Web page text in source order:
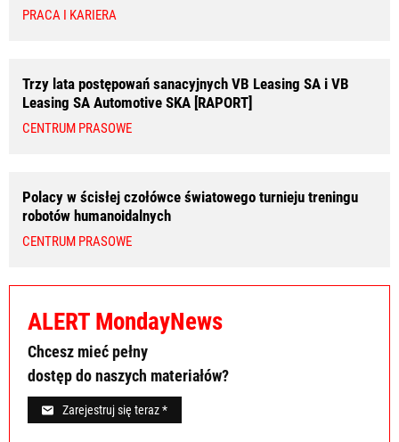
PRACA I KARIERA
Trzy lata postępowań sanacyjnych VB Leasing SA i VB
Leasing SA Automotive SKA [RAPORT]
CENTRUM PRASOWE
Polacy w ścisłej czołówce światowego turnieju treningu
robotów humanoidalnych
CENTRUM PRASOWE
ALERT MondayNews
Chcesz mieć pełny
dostęp do naszych materiałów?
Zarejestruj się teraz *